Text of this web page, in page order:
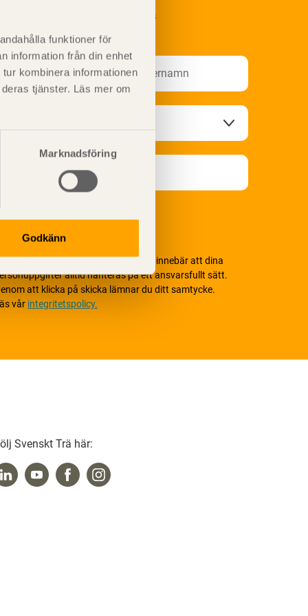
funktioner för
information från din enhet
kombinera informationen
tjänster. Läs mer om
Marknadsföring
Godkänn
på Svenskt Träs
värnar om personlig integritet vilket innebär att dina
alltid hanteras på ett ansvarsfullt sätt.
att klicka på skicka lämnar du ditt samtycke.
vår integritetspolicy.
Svenskt Trä här: